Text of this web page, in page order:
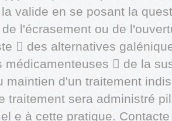
valide en se posant la
l'écrasement ou de
 des alternatives
médicamenteuses  de la
maintien d'un traitement
traitement sera administré
e à cette pratique.